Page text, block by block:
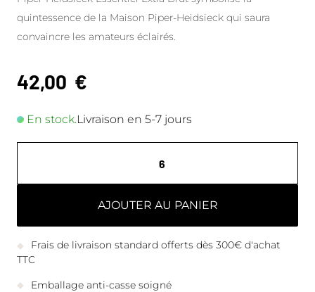
quintessence de la Maison Piper-Heidsieck qui saura
convaincre les amateurs éclairés.
42,00 €
En stock.Livraison en 5-7 jours
AJOUTER AU PANIER
Frais de livraison standard offerts dès 300€ d'achat
TTC
Emballage anti-casse soigné